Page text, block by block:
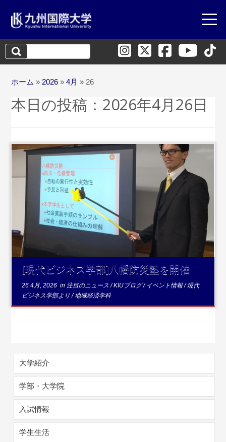
検
索:
ホーム » 2026 » 4月 » 26
本日の投稿： 2026年4月26日
...続きを読む
[現代ビジネス学部]八幡防災塾を開催
26 4月, 2026 in 注目のニュース/KIUブログ/ イベント情報/現代
ビジネス学部より/地域経済学科
大学紹介
学部・大学院
入試情報
学生生活